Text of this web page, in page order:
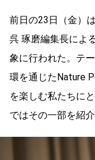
前日の23日（金）
呉 琢磨編集長によ
象に行われた。テ
環を通じたNature
を楽しむ私たちに
ではその一部を紹介